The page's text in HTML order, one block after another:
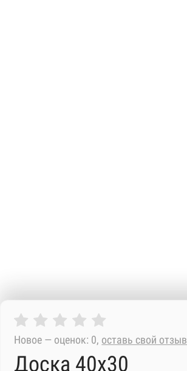
Новое — оценок: 0, оставь свой отзыв
Доска 40х30